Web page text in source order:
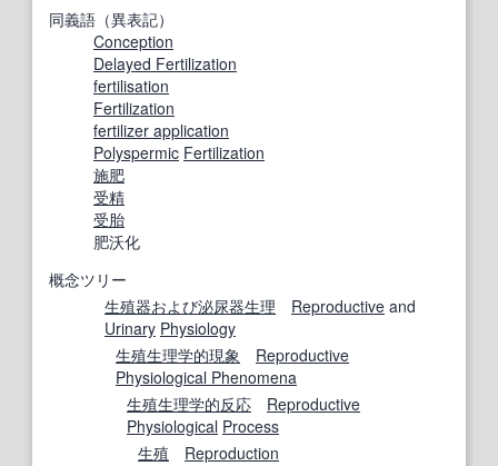
同義語（異表記）
Conception
Delayed Fertilization
fertilisation
Fertilization
fertilizer application
Polyspermic Fertilization
施肥
受精
受胎
肥沃化
概念ツリー
生殖器および泌尿器生理 Reproductive and
Urinary Physiology
生殖生理学的現象
Reproductive
Physiological Phenomena
生殖生理学的反応
Reproductive
Physiological Process
生殖
Reproduction